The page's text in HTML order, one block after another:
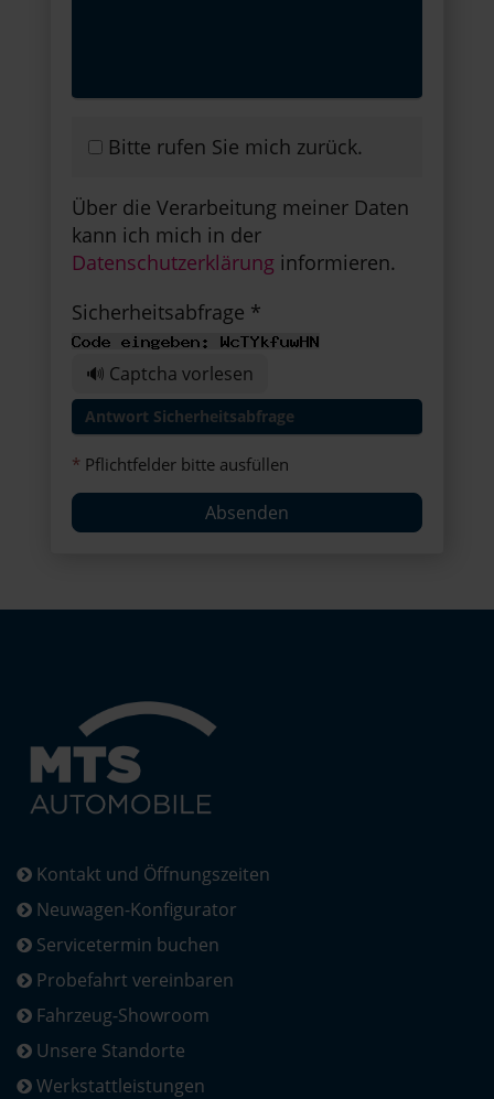
Bitte rufen Sie mich zurück.
Über die Verarbeitung meiner Daten
kann ich mich in der
Datenschutzerklärung informieren.
Sicherheitsabfrage *
🔊 Captcha vorlesen
* Pflichtfelder bitte ausfüllen
Absenden
Kontakt und Öffnungszeiten
Neuwagen-Konfigurator
Servicetermin buchen
Probefahrt vereinbaren
Fahrzeug-Showroom
Unsere Standorte
Werkstattleistungen